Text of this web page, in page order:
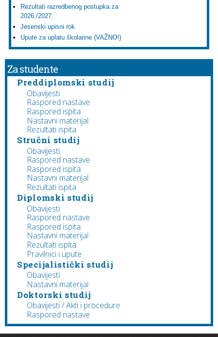
Rezultati razredbenog postupka za
2026./2027.
Jesenski upisni rok
Upute za uplatu školarine (VAŽNO!)
Za studente
Preddiplomski studij
Obavijesti
Raspored nastave
Raspored ispita
Nastavni materijal
Rezultati ispita
Stručni studij
Obavijesti
Raspored nastave
Raspored ispita
Nastavni materijal
Rezultati ispita
Diplomski studij
Obavijesti
Raspored nastave
Raspored ispita
Nastavni materijal
Rezultati ispita
Pravilnici i upute
Specijalistički studij
Obavijesti
Nastavni materijal
Doktorski studij
Obavijesti / Akti i procedure
Raspored nastave